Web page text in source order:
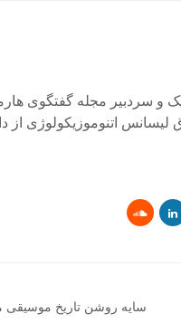
و سردبیر مجله گفتگوی
لیسانس اتنوموزیکولوژی از
سایه روشن تاریخ موسیقی